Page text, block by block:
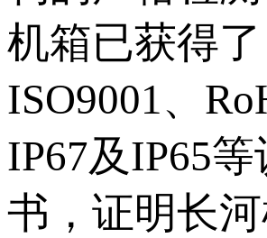
机箱已获得了
ISO9001、
IP67及IP65
书，证明长